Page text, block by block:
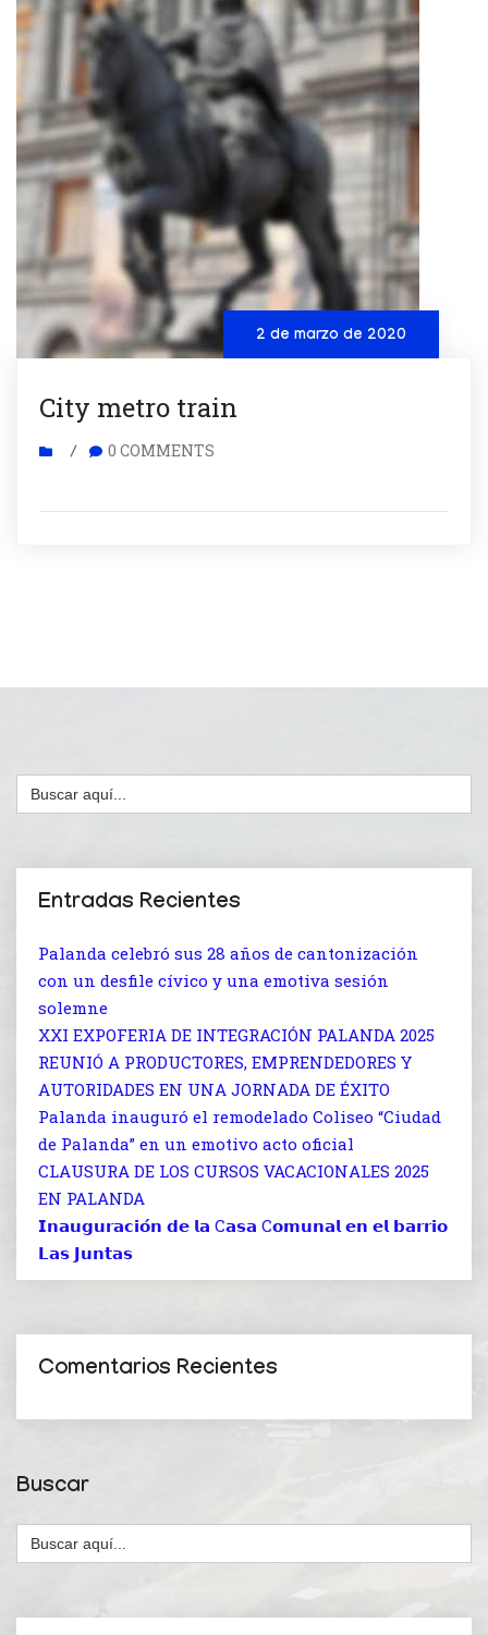
2 de marzo de 2020
City metro train
/ 0 COMMENTS
Buscar:
Entradas Recientes
Palanda celebró sus 28 años de cantonización
con un desfile cívico y una emotiva sesión
solemne
XXI EXPOFERIA DE INTEGRACIÓN PALANDA 2025
REUNIÓ A PRODUCTORES, EMPRENDEDORES Y
AUTORIDADES EN UNA JORNADA DE ÉXITO
Palanda inauguró el remodelado Coliseo “Ciudad
de Palanda” en un emotivo acto oficial
CLAUSURA DE LOS CURSOS VACACIONALES 2025
EN PALANDA
𝗜𝗻𝗮𝘂𝗴𝘂𝗿𝗮𝗰𝗶𝗼́𝗻 𝗱𝗲 𝗹𝗮 C𝗮𝘀𝗮 C𝗼𝗺𝘂𝗻𝗮𝗹 𝗲𝗻 𝗲𝗹 𝗯𝗮𝗿𝗿𝗶𝗼
𝗟𝗮𝘀 𝗝𝘂𝗻𝘁𝗮𝘀
Comentarios Recientes
Buscar
Buscar: